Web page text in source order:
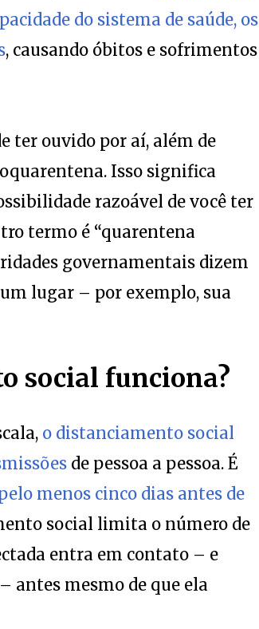
do sistema de saúde, os
, causando óbitos e sofrimentos
ter ouvido por aí, além de
Isso significa
razoável de você ter
termo é “quarentena
governamentais dizem
lugar – por exemplo, sua
social funciona?
o distanciamento social
de pessoa a pessoa. É
menos cinco dias antes de
social limita o número de
entra em contato – e
antes mesmo de que ela